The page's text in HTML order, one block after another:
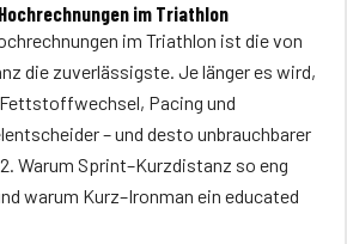
im Triathlon
im Triathlon ist die von
die zuverlässigste. Je länger es wird,
Pacing und
– und desto unbrauchbarer
Warum Sprint–Kurzdistanz so eng
warum Kurz–Ironman ein educated